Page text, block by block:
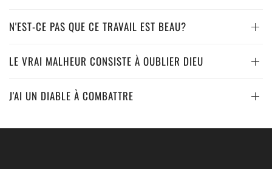
N'EST-CE PAS QUE CE TRAVAIL EST BEAU?
LE VRAI MALHEUR CONSISTE À OUBLIER DIEU
J'AI UN DIABLE À COMBATTRE